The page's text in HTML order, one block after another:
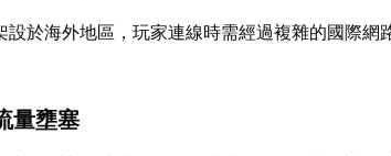
設於海外地區，玩家連線時需經過複雜的國際網
量壅塞